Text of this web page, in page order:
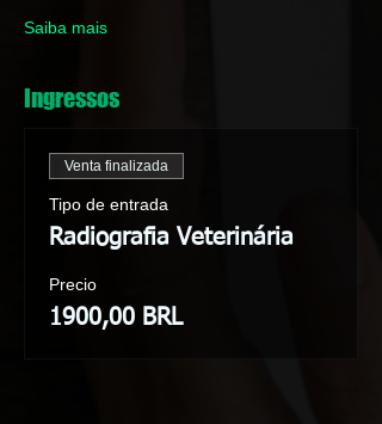
Saiba mais
Ingressos
Venta finalizada
Tipo de entrada
Radiografia Veterinária
Precio
1900,00 BRL